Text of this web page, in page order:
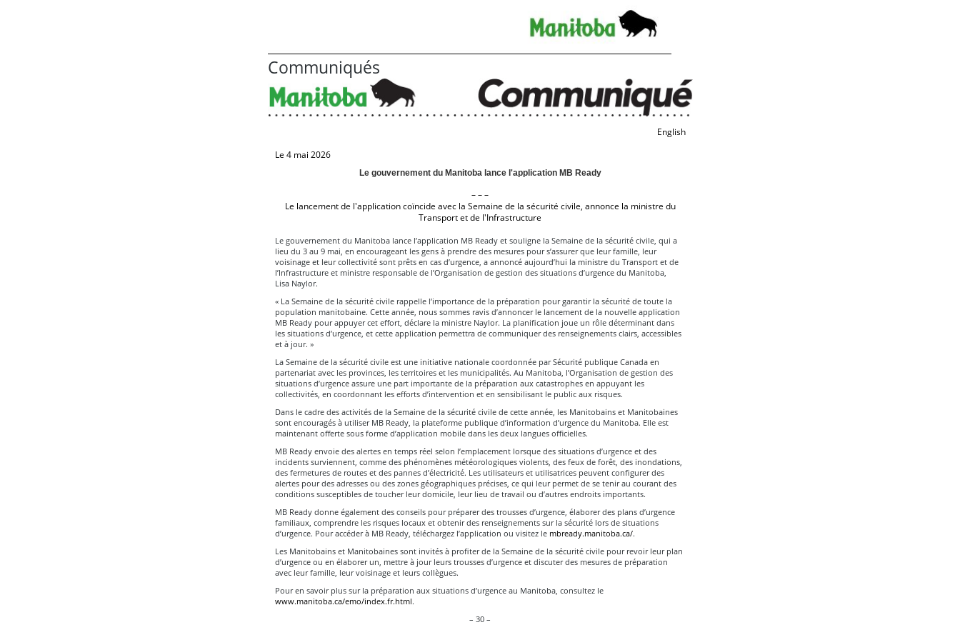
Communiqués
English
Le 4 mai 2026
Le gouvernement du Manitoba lance l'application MB Ready
– – –
Le lancement de l'application coïncide avec la Semaine de la sécurité civile, annonce la ministre du
Transport et de l'Infrastructure
Le gouvernement du Manitoba lance l’application MB Ready et souligne la Semaine de la sécurité civile, qui a
lieu du 3 au 9 mai, en encourageant les gens à prendre des mesures pour s’assurer que leur famille, leur
voisinage et leur collectivité sont prêts en cas d’urgence, a annoncé aujourd’hui la ministre du Transport et de
l’Infrastructure et ministre responsable de l’Organisation de gestion des situations d’urgence du Manitoba,
Lisa Naylor.
« La Semaine de la sécurité civile rappelle l’importance de la préparation pour garantir la sécurité de toute la
population manitobaine. Cette année, nous sommes ravis d’annoncer le lancement de la nouvelle application
MB Ready pour appuyer cet effort, déclare la ministre Naylor. La planification joue un rôle déterminant dans
les situations d’urgence, et cette application permettra de communiquer des renseignements clairs, accessibles
et à jour. »
La Semaine de la sécurité civile est une initiative nationale coordonnée par Sécurité publique Canada en
partenariat avec les provinces, les territoires et les municipalités. Au Manitoba, l’Organisation de gestion des
situations d’urgence assure une part importante de la préparation aux catastrophes en appuyant les
collectivités, en coordonnant les efforts d’intervention et en sensibilisant le public aux risques.
Dans le cadre des activités de la Semaine de la sécurité civile de cette année, les Manitobains et Manitobaines
sont encouragés à utiliser MB Ready, la plateforme publique d’information d’urgence du Manitoba. Elle est
maintenant offerte sous forme d’application mobile dans les deux langues officielles.
MB Ready envoie des alertes en temps réel selon l’emplacement lorsque des situations d’urgence et des
incidents surviennent, comme des phénomènes météorologiques violents, des feux de forêt, des inondations,
des fermetures de routes et des pannes d’électricité. Les utilisateurs et utilisatrices peuvent configurer des
alertes pour des adresses ou des zones géographiques précises, ce qui leur permet de se tenir au courant des
conditions susceptibles de toucher leur domicile, leur lieu de travail ou d’autres endroits importants.
MB Ready donne également des conseils pour préparer des trousses d’urgence, élaborer des plans d’urgence
familiaux, comprendre les risques locaux et obtenir des renseignements sur la sécurité lors de situations
d’urgence. Pour accéder à MB Ready, téléchargez l’application ou visitez le mbready.manitoba.ca/.
Les Manitobains et Manitobaines sont invités à profiter de la Semaine de la sécurité civile pour revoir leur plan
d’urgence ou en élaborer un, mettre à jour leurs trousses d’urgence et discuter des mesures de préparation
avec leur famille, leur voisinage et leurs collègues.
Pour en savoir plus sur la préparation aux situations d’urgence au Manitoba, consultez le
www.manitoba.ca/emo/index.fr.html.
– 30 –